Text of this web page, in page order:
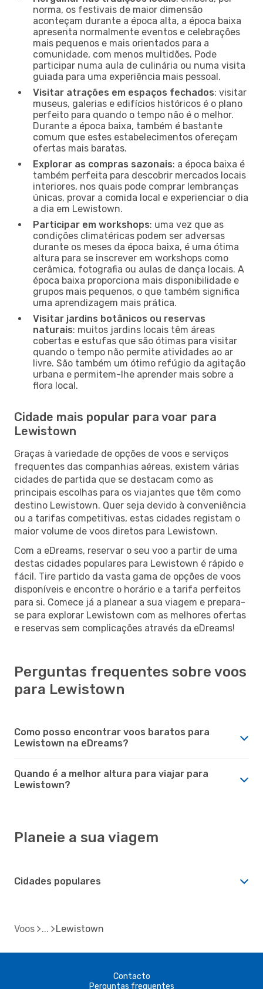
norma, os festivais de maior dimensão
aconteçam durante a época alta, a época baixa
apresenta normalmente eventos e celebrações
mais pequenos e mais orientados para a
comunidade, com menos multidões. Pode
participar numa aula de culinária ou numa visita
guiada para uma experiência mais pessoal.
Visitar atrações em espaços fechados: visitar
museus, galerias e edifícios históricos é o plano
perfeito para quando o tempo não é o melhor.
Durante a época baixa, também é bastante
comum que estes estabelecimentos ofereçam
ofertas mais baratas.
Explorar as compras sazonais: a época baixa é
também perfeita para descobrir mercados locais
interiores, nos quais pode comprar lembranças
únicas, provar a comida local e experienciar o dia
a dia em Lewistown.
Participar em workshops: uma vez que as
condições climatéricas podem ser adversas
durante os meses da época baixa, é uma ótima
altura para se inscrever em workshops como
cerâmica, fotografia ou aulas de dança locais. A
época baixa proporciona mais disponibilidade e
grupos mais pequenos, o que também significa
uma aprendizagem mais prática.
Visitar jardins botânicos ou reservas
naturais: muitos jardins locais têm áreas
cobertas e estufas que são ótimas para visitar
quando o tempo não permite atividades ao ar
livre. São também um ótimo refúgio da agitação
urbana e permitem-lhe aprender mais sobre a
flora local.
Cidade mais popular para voar para
Lewistown
Graças à variedade de opções de voos e serviços
frequentes das companhias aéreas, existem várias
cidades de partida que se destacam como as
principais escolhas para os viajantes que têm como
destino Lewistown. Quer seja devido à conveniência
ou a tarifas competitivas, estas cidades registam o
maior volume de voos diretos para Lewistown.
Com a eDreams, reservar o seu voo a partir de uma
destas cidades populares para Lewistown é rápido e
fácil. Tire partido da vasta gama de opções de voos
disponíveis e encontre o horário e a tarifa perfeitos
para si. Comece já a planear a sua viagem e prepara-
se para explorar Lewistown com as melhores ofertas
e reservas sem complicações através da eDreams!
Perguntas frequentes sobre voos
para Lewistown
Como posso encontrar voos baratos para
Lewistown na eDreams?
Quando é a melhor altura para viajar para
Lewistown?
Planeie a sua viagem
Cidades populares
Voos Lewistown
Contacto
Perguntas frequentes